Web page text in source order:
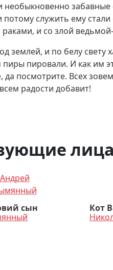
необыкновенно
потому служить ему
и со злой
землей, и по белу
пировали. И как им
да посмотрите. Всех
радости добавит!
сын
Кот